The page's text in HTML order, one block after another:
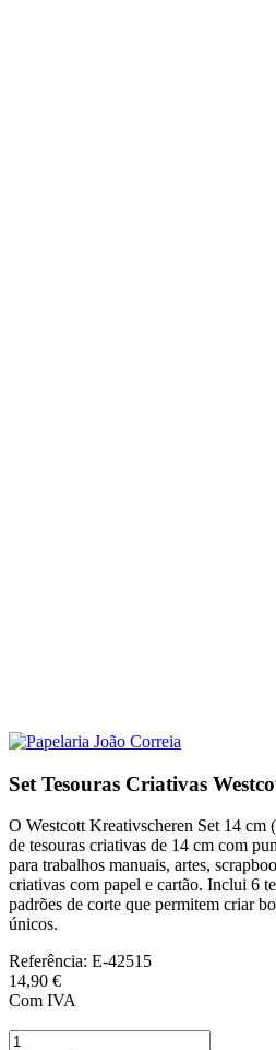
Set Tesouras Criativas
O Westcott Kreativscheren Set 14 cm
de tesouras criativas de 14 cm com
para trabalhos manuais, artes,
criativas com papel e cartão. Inclui 6
padrões de corte que permitem criar
únicos.
Referência: E-42515
14,90 €
Com IVA